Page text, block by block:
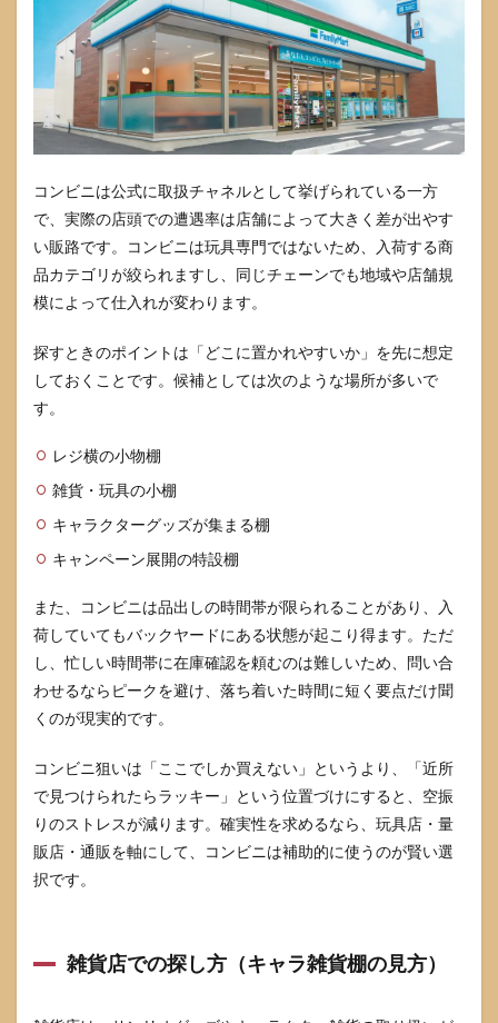
コンビニは公式に取扱チャネルとして挙げられている一方
で、実際の店頭での遭遇率は店舗によって大きく差が出やす
い販路です。コンビニは玩具専門ではないため、入荷する商
品カテゴリが絞られますし、同じチェーンでも地域や店舗規
模によって仕入れが変わります。
探すときのポイントは「どこに置かれやすいか」を先に想定
しておくことです。候補としては次のような場所が多いで
す。
レジ横の小物棚
雑貨・玩具の小棚
キャラクターグッズが集まる棚
キャンペーン展開の特設棚
また、コンビニは品出しの時間帯が限られることがあり、入
荷していてもバックヤードにある状態が起こり得ます。ただ
し、忙しい時間帯に在庫確認を頼むのは難しいため、問い合
わせるならピークを避け、落ち着いた時間に短く要点だけ聞
くのが現実的です。
コンビニ狙いは「ここでしか買えない」というより、「近所
で見つけられたらラッキー」という位置づけにすると、空振
りのストレスが減ります。確実性を求めるなら、玩具店・量
販店・通販を軸にして、コンビニは補助的に使うのが賢い選
択です。
雑貨店での探し方（キャラ雑貨棚の見方）